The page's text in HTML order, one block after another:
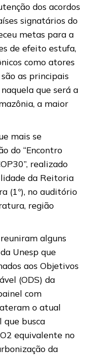
dos acordos
signatários do
metas para a
de efeito estufa,
como atores
as principais
que será a
a maior
mais se
do “Encontro
realizado
da Reitoria
(1º), no auditório
região
alguns
Unesp que
aos Objetivos
(ODS) da
com
o atual
busca
equivalente no
da